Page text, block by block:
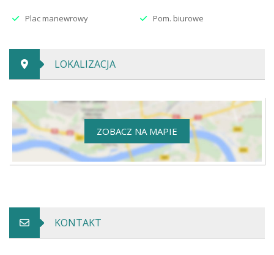
Plac manewrowy Pom. biurowe
LOKALIZACJA
ZOBACZ NA MAPIE
KONTAKT